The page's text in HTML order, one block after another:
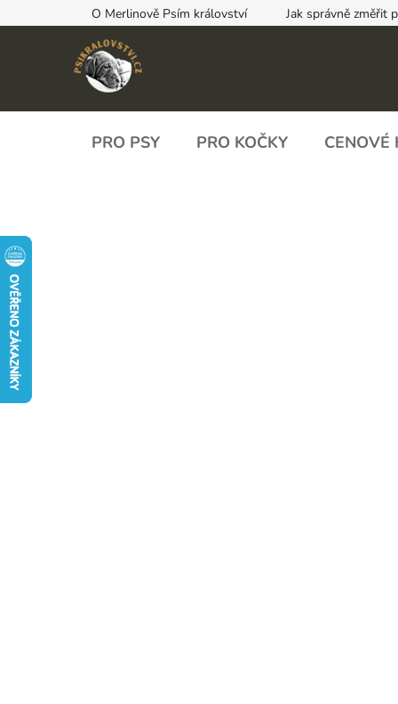
na
O Merlinově Psím království Jak správně změřit
PRO PSY PRO KOČKY CENOVÉ